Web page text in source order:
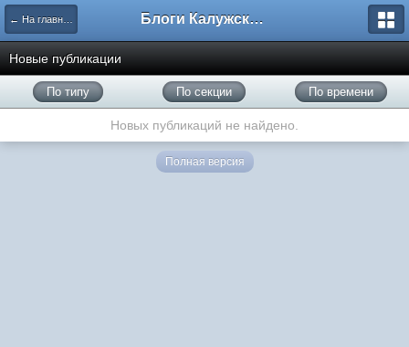
← На главную Блоги Калужского перекрестка
Новые публикации
По типу По секции По времени
Новых публикаций не найдено.
Полная версия